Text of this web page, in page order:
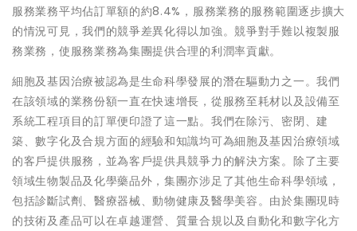
服務業務平均佔訂單額的約8.4%，服務業務的服務範圍逐步擴大
的情況可見，我們的競爭差異化得以加強。競爭對手難以複製服
務業務，使服務業務為集團提供合理的利潤率貢獻。
細胞及基因治療被認為是生命科學發展的潛在驅動力之一。我們
在該領域的業務份額一直在快速增長，從服務至耗材以及設備至
系統工程項目的訂單便印證了這一點。我們在除污、密閉、建
築、數字化及合規方面的經驗和知識均可為細胞及基因治療領域
的客戶提供服務，並為客戶提供具競爭力的解決方案。除了主要
領域生物製品及化學藥品外，集團亦涉足了其他生命科學領域，
包括診斷試劑、醫療器械、動物健康及醫學美容。由於集團現時
的技術及產品可以在卓越運營、質量合規以及自動化和數字化方